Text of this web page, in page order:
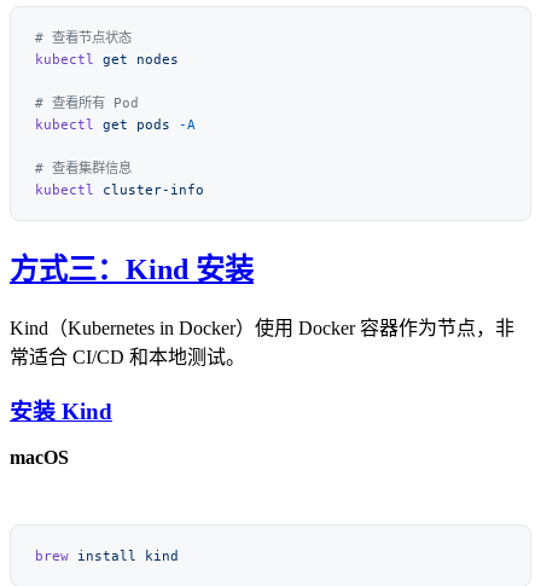
kubectl get
kubectl get pods
kubectl
方式三：Kind 安装
Kind（Kubernetes in Docker）使用 Docker 容器作为节点，非
常适合 CI/CD 和本地测试。
安装 Kind
macOS
brew install